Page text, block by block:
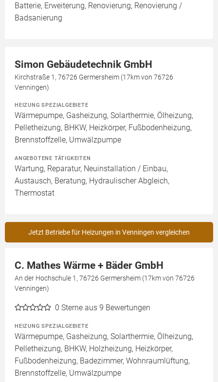
Batterie, Erweiterung, Renovierung, Renovierung /
Badsanierung
Simon Gebäudetechnik GmbH
Kirchstraße 1, 76726 Germersheim (17km von 76726
Venningen)
HEIZUNG SPEZIALGEBIETE
Wärmepumpe, Gasheizung, Solarthermie, Ölheizung,
Pelletheizung, BHKW, Heizkörper, Fußbodenheizung,
Brennstoffzelle, Umwälzpumpe
ANGEBOTENE TÄTIGKEITEN
Wartung, Reparatur, Neuinstallation / Einbau,
Austausch, Beratung, Hydraulischer Abgleich,
Thermostat
Jetzt Betriebe für Heizungen in Venningen vergleichen
C. Mathes Wärme + Bäder GmbH
An der Hochschule 1, 76726 Germersheim (17km von 76726
Venningen)
0 Sterne aus 9 Bewertungen
HEIZUNG SPEZIALGEBIETE
Wärmepumpe, Gasheizung, Solarthermie, Ölheizung,
Pelletheizung, BHKW, Holzheizung, Heizkörper,
Fußbodenheizung, Badezimmer, Wohnraumlüftung,
Brennstoffzelle, Umwälzpumpe